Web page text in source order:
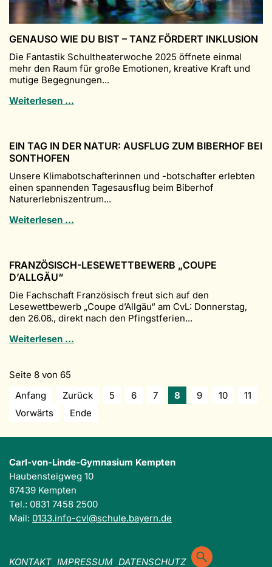
GENAUSO WIE DU BIST – TANZ FÖRDERT INKLUSION
Die Fantastik Schultheaterwoche 2025 öffnete einmal
mehr den Raum für große Emotionen, kreative Kraft und
mutige Begegnungen...
Weiterlesen …
–
fördert
Inklusion
EIN TAG IN DER NATUR: AUSFLUG ZUM BIBERHOF BEI
SONTHOFEN
Unsere Klimabotschafterinnen und -botschafter erlebten
einen spannenden Tagesausflug beim Biberhof
Naturerlebniszentrum...
Weiterlesen …
Natur:
Biberhof
bei
Sonthofen
FRANZÖSISCH-LESEWETTBEWERB „COUPE
D’ALLGÄU“
Die Fachschaft Französisch freut sich auf den
Lesewettbewerb „Coupe d’Allgäu“ am CvL: Donnerstag,
den 26.06., direkt nach den Pfingstferien...
Weiterlesen …
Seite 8 von 65
Anfang
Zurück 5 6 7 8 9 10
11
Vorwärts
Ende
Carl-von-Linde-Gymnasium Kempten
Haubensteigweg 10
87439 Kempten
Tel.: 0831 7458 2500
Mail: 0133.info-cvl@schule.bayern.de
KONTAKT IMPRESSUM DATENSCHUTZ